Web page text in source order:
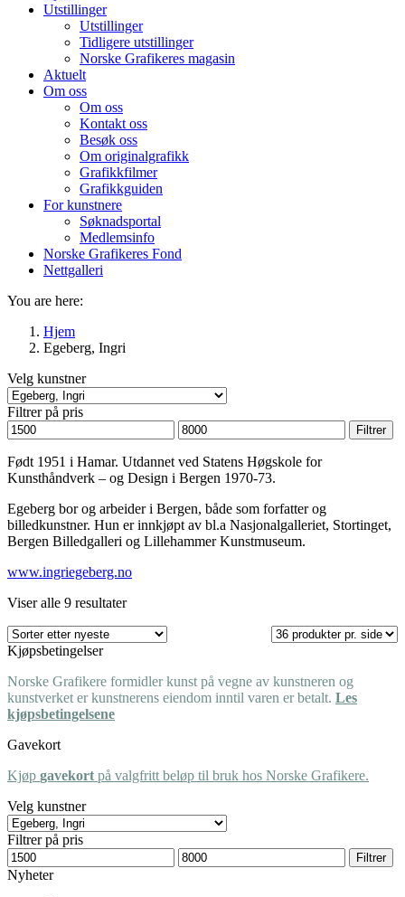
Utstillinger
Utstillinger
Tidligere utstillinger
Norske Grafikeres magasin
Aktuelt
Om oss
Om oss
Kontakt oss
Besøk oss
Om originalgrafikk
Grafikkfilmer
Grafikkguiden
For kunstnere
Søknadsportal
Medlemsinfo
Norske Grafikeres Fond
Nettgalleri
You are here:
Hjem
Egeberg, Ingri
Velg kunstner
Filtrer på pris
Min.
pris
Makspris Filtrer
Født 1951 i Hamar. Utdannet ved Statens Høgskole for
Kunsthåndverk – og Design i Bergen 1970-73.
Egeberg bor og arbeider i Bergen, både som forfatter og
billedkunstner. Hun er innkjøpt av bl.a Nasjonalgalleriet, Stortinget,
Bergen Billedgalleri og Lillehammer Kunstmuseum.
www.ingriegeberg.no
Viser alle 9 resultaterSortert
nyeste
Kjøpsbetingelser
Norske Grafikere formidler kunst på vegne av kunstneren og
kunstverket er kunstnerens eiendom inntil varen er betalt. Les
kjøpsbetingelsene
Gavekort
Kjøp gavekort på valgfritt beløp til bruk hos Norske Grafikere.
Velg kunstner
Filtrer på pris
Min.
pris
Makspris Filtrer
Nyheter